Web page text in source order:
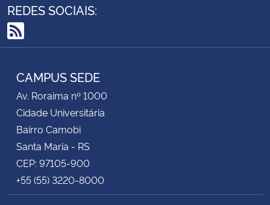
Planalto
REDES SOCIAIS:
RSS
CAMPUS SEDE
Av. Roraima nº 1000
Cidade Universitária
Bairro Camobi
Santa Maria - RS
CEP: 97105-900
+55 (55) 3220-8000